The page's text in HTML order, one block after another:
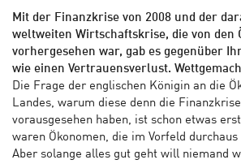
Mit der Finanzkrise von 2008 und der
weltweiten Wirtschaftskrise, die von den
vorhergesehen war, gab es gegenüber
wie einen Vertrauensverlust.
Die Frage der englischen Königin an die
Landes, warum diese denn die
vorausgesehen haben, ist schon etwas
waren Ökonomen, die im Vorfeld
Aber solange alles gut geht will niemand